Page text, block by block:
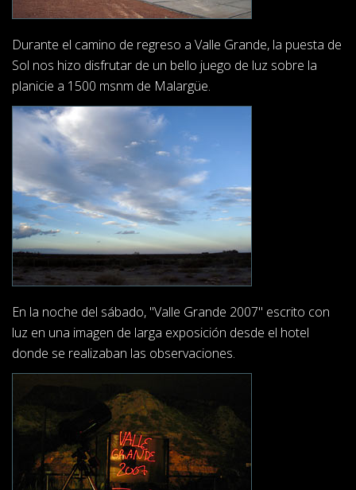
Durante el camino de regreso a Valle Grande, la puesta de
Sol nos hizo disfrutar de un bello juego de luz sobre la
planicie a 1500 msnm de Malargüe.
En la noche del sábado, "Valle Grande 2007" escrito con
luz en una imagen de larga exposición desde el hotel
donde se realizaban las observaciones.